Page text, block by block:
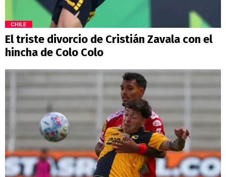
CHILE
El triste divorcio de Cristián Zavala con el
hincha de Colo Colo